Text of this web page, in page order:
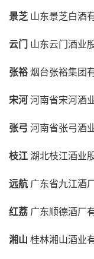
景芝 山东景芝白酒
云门 山东云门酒业
张裕 烟台张裕集团
宋河 河南省宋河酒
张弓 河南省张弓酒
枝江 湖北枝江酒业
远航 广东省九江酒
红荔 广东顺德酒厂
湘山 桂林湘山酒业